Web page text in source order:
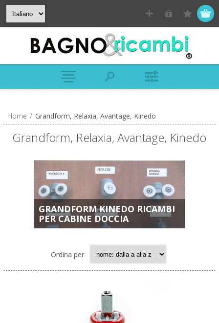
Home / Grandform, Relaxia, Avantage, Kinedo
Grandform, Relaxia, Avantage, Kinedo
GRANDFORM KINEDO RICAMBI
PER CABINE DOCCIA
Ordina per